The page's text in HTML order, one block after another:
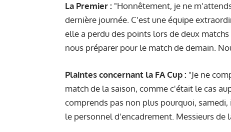
La Premier : "Honnêtement, je ne
dernière journée. C'est une équipe
elle a perdu des points lors de deux
nous préparer pour le match de demain.
Plaintes concernant la FA Cup : "Je ne
match de la saison, comme c'était le cas
comprends pas non plus pourquoi,
le personnel d'encadrement. Messieurs de